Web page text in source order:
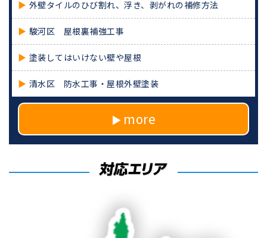
外壁タイルのひび割れ、浮き、剥がれの補修方法
駿河区 屋根裏補強工事
塗装してはいけない壁や屋根
清水区 防水工事・屋根外壁塗装
more